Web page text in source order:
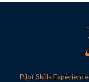
Pilot Skills Experience